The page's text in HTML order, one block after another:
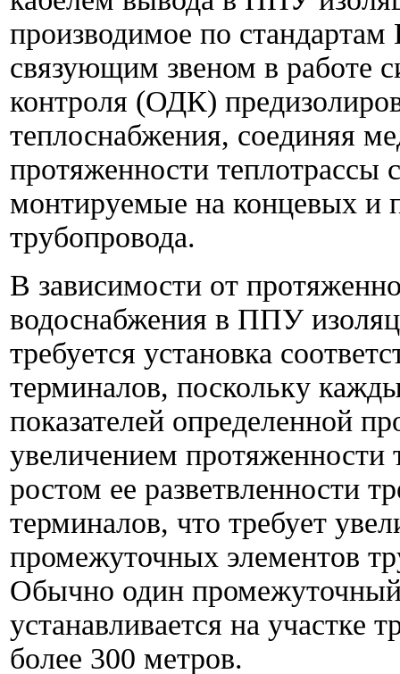
производимое по
связующим звеном в работе
контроля (ОДК)
теплоснабжения, соединяя
протяженности теплотрассы
монтируемые на концевых и
трубопровода.
В зависимости от
водоснабжения в ППУ
требуется установка
терминалов, поскольку
показателей определенной
увеличением
ростом ее разветвленности
терминалов, что требует
промежуточных элементов
Обычно один
устанавливается на участке
более 300 метров.